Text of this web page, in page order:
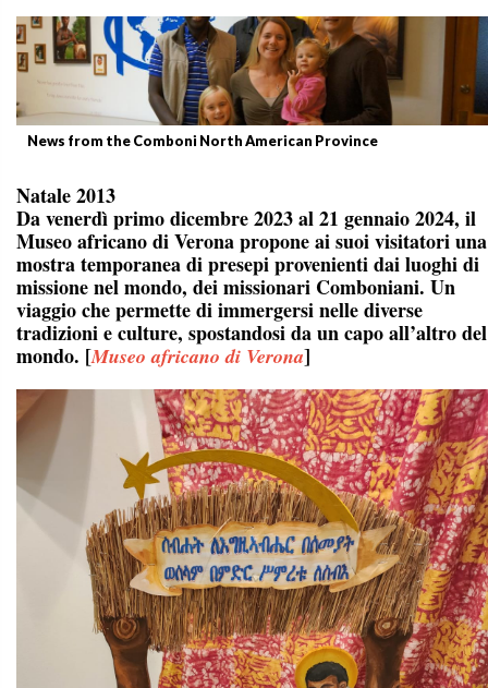
News from the Comboni North American Province
Natale 2013
Da venerdì primo dicembre 2023 al 21 gennaio 2024, il
Museo africano di Verona propone ai suoi visitatori una
mostra temporanea di presepi provenienti dai luoghi di
missione nel mondo, dei missionari Comboniani. Un
viaggio che permette di immergersi nelle diverse
tradizioni e culture, spostandosi da un capo all’altro del
mondo. [Museo africano di Verona]